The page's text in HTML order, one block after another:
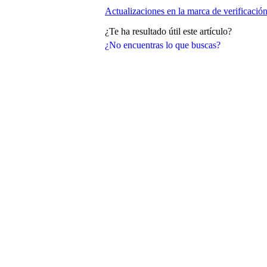
¿No encuentras lo que buscas?
Actualizaciones en la marca de verificación
¿Te ha resultado útil este artículo?